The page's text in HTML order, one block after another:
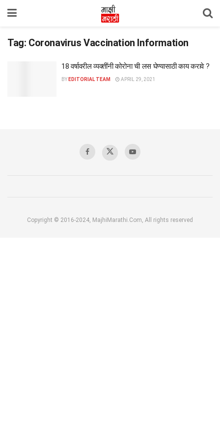
Tag: Coronavirus Vaccination Information
18 वर्षावरील व्यक्तींनी कोरोना ची लस घेण्यासाठी काय करावे ?
BY EDITORIAL TEAM APRIL 29, 2021
Copyright © 2016-2024, MajhiMarathi.Com, All rights reserved